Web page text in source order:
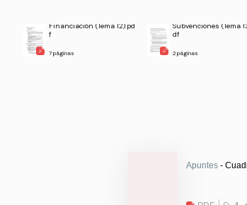
Financiación (Tema 12).pd
f
7 páginas
Subvenciones (Tema
df
2 páginas
Apuntes -